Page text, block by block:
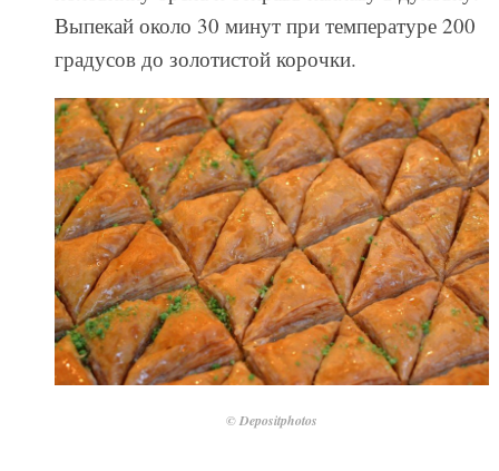
Выпекай около 30 минут при температуре 200
градусов до золотистой корочки.
© Depositphotos